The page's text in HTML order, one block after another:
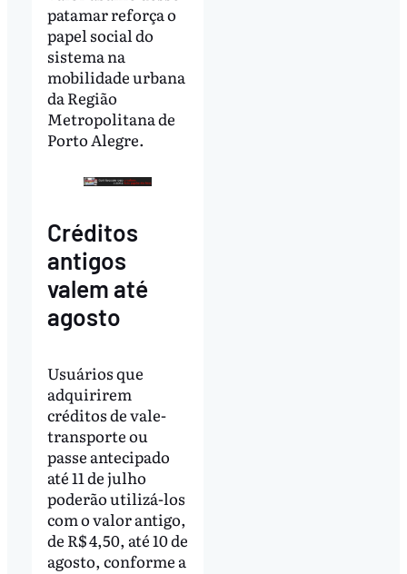
patamar reforça o
papel social do
sistema na
mobilidade urbana
da Região
Metropolitana de
Porto Alegre.
Créditos
antigos
valem até
agosto
Usuários que
adquirirem
créditos de vale-
transporte ou
passe antecipado
até 11 de julho
poderão utilizá-los
com o valor antigo,
de R$ 4,50, até 10 de
agosto, conforme a